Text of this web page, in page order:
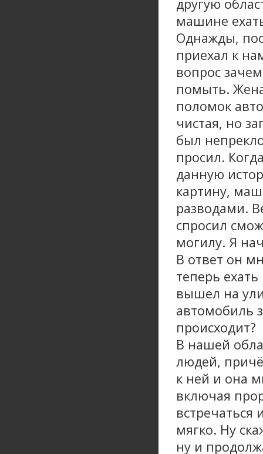
другую
машине
Однажды,
приехал к
вопрос
помыть.
поломок
чистая, но
был
просил.
данную
картину,
разводами.
спросил
могилу. Я
В ответ он
теперь
вышел на
автомобиль
происходит?
В нашей
людей,
к ней и она
включая
встречаться
мягко. Ну
ну и